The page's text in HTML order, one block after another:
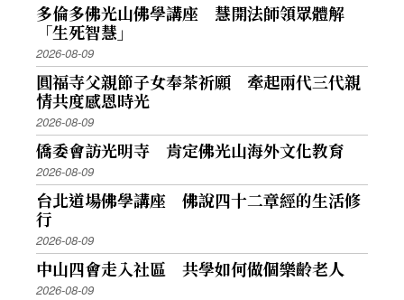
多倫多佛光山佛學講座 慧開法師領眾體解
「生死智慧」
2026-08-09
圓福寺父親節子女奉茶祈願 牽起兩代三代親
情共度感恩時光
2026-08-09
僑委會訪光明寺 肯定佛光山海外文化教育
2026-08-09
台北道場佛學講座 佛說四十二章經的生活修
行
2026-08-09
中山四會走入社區 共學如何做個樂齡老人
2026-08-09